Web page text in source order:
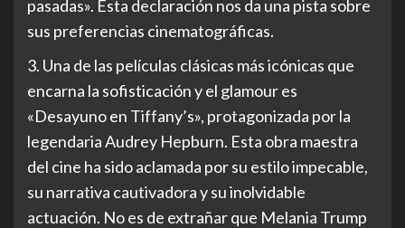
pasadas». Esta declaración nos da una pista sobre
sus preferencias cinematográficas.
3. Una de las películas clásicas más icónicas que
encarna la sofisticación y el glamour es
«Desayuno en Tiffany’s», protagonizada por la
legendaria Audrey Hepburn. Esta obra maestra
del cine ha sido aclamada por su estilo impecable,
su narrativa cautivadora y su inolvidable
actuación. No es de extrañar que Melania Trump